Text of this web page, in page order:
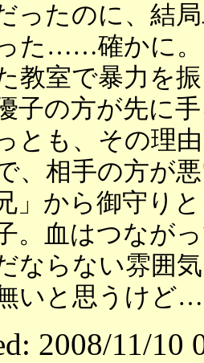
ったのに、結
た……確かに。
教室で暴力を
子の方が先に
とも、その理
、相手の方が
」から御守り
。血はつなが
ならない雰囲
いと思うけど
2008/11/10